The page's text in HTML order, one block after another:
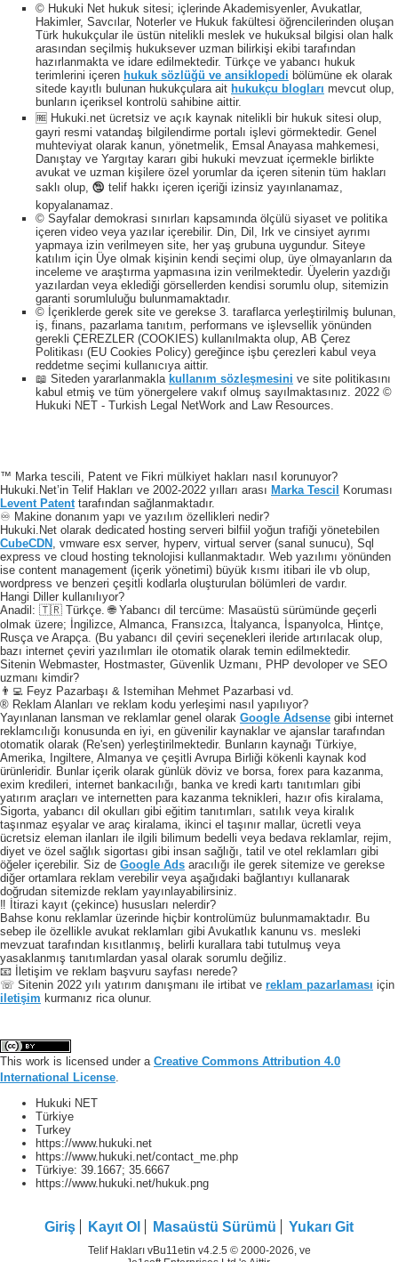
© Hukuki Net hukuk sitesi; içlerinde Akademisyenler, Avukatlar,
Hakimler, Savcılar, Noterler ve Hukuk fakültesi öğrencilerinden oluşan
Türk hukukçular ile üstün nitelikli meslek ve hukuksal bilgisi olan halk
arasından seçilmiş hukuksever uzman bilirkişi ekibi tarafından
hazırlanmakta ve idare edilmektedir. Türkçe ve yabancı hukuk
terimlerini içeren hukuk sözlüğü ve ansiklopedi bölümüne ek olarak
sitede kayıtlı bulunan hukukçulara ait hukukçu blogları mevcut olup,
bunların içeriksel kontrolü sahibine aittir.
🆓 Hukuki.net ücretsiz ve açık kaynak nitelikli bir hukuk sitesi olup,
gayri resmi vatandaş bilgilendirme portalı işlevi görmektedir. Genel
muhteviyat olarak kanun, yönetmelik, Emsal Anayasa mahkemesi,
Danıştay ve Yargıtay kararı gibi hukuki mevzuat içermekle birlikte
avukat ve uzman kişilere özel yorumlar da içeren sitenin tüm hakları
saklı olup, 🕲 telif hakkı içeren içeriği izinsiz yayınlanamaz,
kopyalanamaz.
© Sayfalar demokrasi sınırları kapsamında ölçülü siyaset ve politika
içeren video veya yazılar içerebilir. Din, Dil, Irk ve cinsiyet ayrımı
yapmaya izin verilmeyen site, her yaş grubuna uygundur. Siteye
katılım için Üye olmak kişinin kendi seçimi olup, üye olmayanların da
inceleme ve araştırma yapmasına izin verilmektedir. Üyelerin yazdığı
yazılardan veya eklediği görsellerden kendisi sorumlu olup, sitemizin
garanti sorumluluğu bulunmamaktadır.
© İçeriklerde gerek site ve gerekse 3. taraflarca yerleştirilmiş bulunan,
iş, finans, pazarlama tanıtım, performans ve işlevsellik yönünden
gerekli ÇEREZLER (COOKIES) kullanılmakta olup, AB Çerez
Politikası (EU Cookies Policy) gereğince işbu çerezleri kabul veya
reddetme seçimi kullanıcıya aittir.
📖 Siteden yararlanmakla kullanım sözleşmesini ve site politikasını
kabul etmiş ve tüm yönergelere vakıf olmuş sayılmaktasınız. 2022 ©
Hukuki NET - Turkish Legal NetWork and Law Resources.
™ Marka tescili, Patent ve Fikri mülkiyet hakları nasıl korunuyor?
Hukuki.Net’in Telif Hakları ve 2002-2022 yılları arası Marka Tescil
Koruması
Levent Patent tarafından sağlanmaktadır.
♾️ Makine donanım yapı ve yazılım özellikleri nedir?
Hukuki.Net olarak dedicated hosting serveri bilfiil yoğun trafiği yönetebilen
CubeCDN
, vmware esx server, hyperv, virtual server (sanal sunucu), Sql
express ve cloud hosting teknolojisi kullanmaktadır. Web yazılımı yönünden
ise content management (içerik yönetimi) büyük kısmı itibari ile vb olup,
wordpress ve benzeri çeşitli kodlarla oluşturulan bölümleri de vardır.
Hangi Diller kullanılıyor?
Anadil: 🇹🇷 Türkçe. 🌐 Yabancı dil tercüme: Masaüstü sürümünde geçerli
olmak üzere; İngilizce, Almanca, Fransızca, İtalyanca, İspanyolca, Hintçe,
Rusça ve Arapça. (Bu yabancı dil çeviri seçenekleri ileride artırılacak olup,
bazı internet çeviri yazılımları ile otomatik olarak temin edilmektedir.
Sitenin Webmaster, Hostmaster, Güvenlik Uzmanı, PHP devoloper ve SEO
uzmanı kimdir?
👨‍💻 Feyz Pazarbaşı & Istemihan Mehmet Pazarbasi vd.
® Reklam Alanları ve reklam kodu yerleşimi nasıl yapılıyor?
Yayınlanan lansman ve reklamlar genel olarak Google Adsense gibi internet
reklamcılığı konusunda en iyi, en güvenilir kaynaklar ve ajanslar tarafından
otomatik olarak (Re'sen) yerleştirilmektedir. Bunların kaynağı Türkiye,
Amerika, Ingiltere, Almanya ve çeşitli Avrupa Birliği kökenli kaynak kod
ürünleridir. Bunlar içerik olarak günlük döviz ve borsa, forex para kazanma,
exim kredileri, internet bankacılığı, banka ve kredi kartı tanıtımları gibi
yatırım araçları ve internetten para kazanma teknikleri, hazır ofis kiralama,
Sigorta, yabancı dil okulları gibi eğitim tanıtımları, satılık veya kiralık
taşınmaz eşyalar ve araç kiralama, ikinci el taşınır mallar, ücretli veya
ücretsiz eleman ilanları ile ilgili bilimum bedelli veya bedava reklamlar, rejim,
diyet ve özel sağlık sigortası gibi insan sağlığı, tatil ve otel reklamları gibi
öğeler içerebilir. Siz de Google Ads aracılığı ile gerek sitemize ve gerekse
diğer ortamlara reklam verebilir veya aşağıdaki bağlantıyı kullanarak
doğrudan sitemizde reklam yayınlayabilirsiniz.
‼️ İtirazi kayıt (çekince) hususları nelerdir?
Bahse konu reklamlar üzerinde hiçbir kontrolümüz bulunmamaktadır. Bu
sebep ile özellikle avukat reklamları gibi Avukatlık kanunu vs. mesleki
mevzuat tarafından kısıtlanmış, belirli kurallara tabi tutulmuş veya
yasaklanmış tanıtımlardan yasal olarak sorumlu değiliz.
📧 İletişim ve reklam başvuru sayfası nerede?
☏ Sitenin 2022 yılı yatırım danışmanı ile irtibat ve reklam pazarlaması için
iletişim kurmanız rica olunur.
This work is licensed under a Creative Commons Attribution 4.0
International License
Hukuki NET
Türkiye
Turkey
https://www.hukuki.net
https://www.hukuki.net/contact_me.php
Türkiye: 39.1667; 35.6667
https://www.hukuki.net/hukuk.png
Giriş Kayıt Ol Masaüstü Sürümü Yukarı Git
Telif Hakları vBu11etin v4.2.5 © 2000-2026, ve